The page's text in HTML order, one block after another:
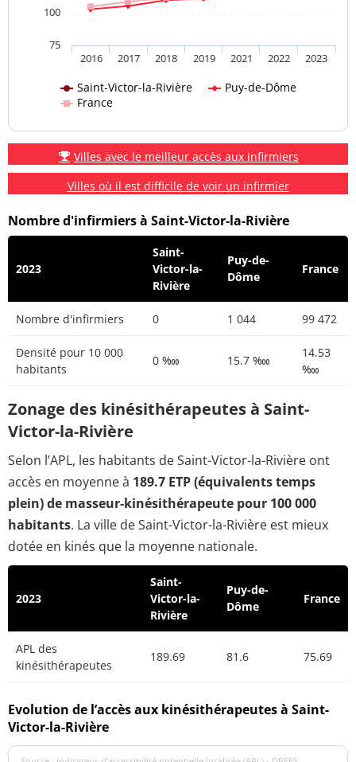
Saint-Victor-la-Rivière
Puy-de-Dôme
France
2016 2017 2018 2019 2021 2022 2023
75
100
Villes avec le meilleur accès aux infirmiers
Villes où il est difficile de voir un infirmier
Nombre d'infirmiers à Saint-Victor-la-Rivière
2023
Saint-
Victor-la-
Rivière
Puy-de-
Dôme
France
Nombre d'infirmiers 0 1 044 99 472
Densité pour 10 000
habitants
0 ‱ 15.7 ‱
14.53
‱
Zonage des kinésithérapeutes à Saint-
Victor-la-Rivière
Selon l’APL, les habitants de Saint-Victor-la-Rivière ont
accès en moyenne à 189.7 ETP (équivalents temps
plein) de masseur-kinésithérapeute pour 100 000
habitants. La ville de Saint-Victor-la-Rivière est mieux
dotée en kinés que la moyenne nationale.
2023
Saint-
Victor-la-
Rivière
Puy-de-
Dôme
France
APL des
kinésithérapeutes
189.69 81.6 75.69
Evolution de l’accès aux kinésithérapeutes à Saint-
Victor-la-Rivière